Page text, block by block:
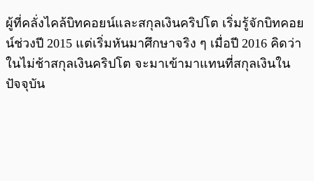
ผู้ที่คลั่งไคล้บิทคอยน์และสกุลเงินคริปโต เริ่มรู้จักบิทคอย
น์ช่วงปี 2015 แต่เริ่มหันมาศึกษาจริง ๆ เมื่อปี 2016 คิดว่า
ในไม่ช้าสกุลเงินคริปโต จะมาเข้ามาแทนที่สกุลเงินใน
ปัจจุบัน